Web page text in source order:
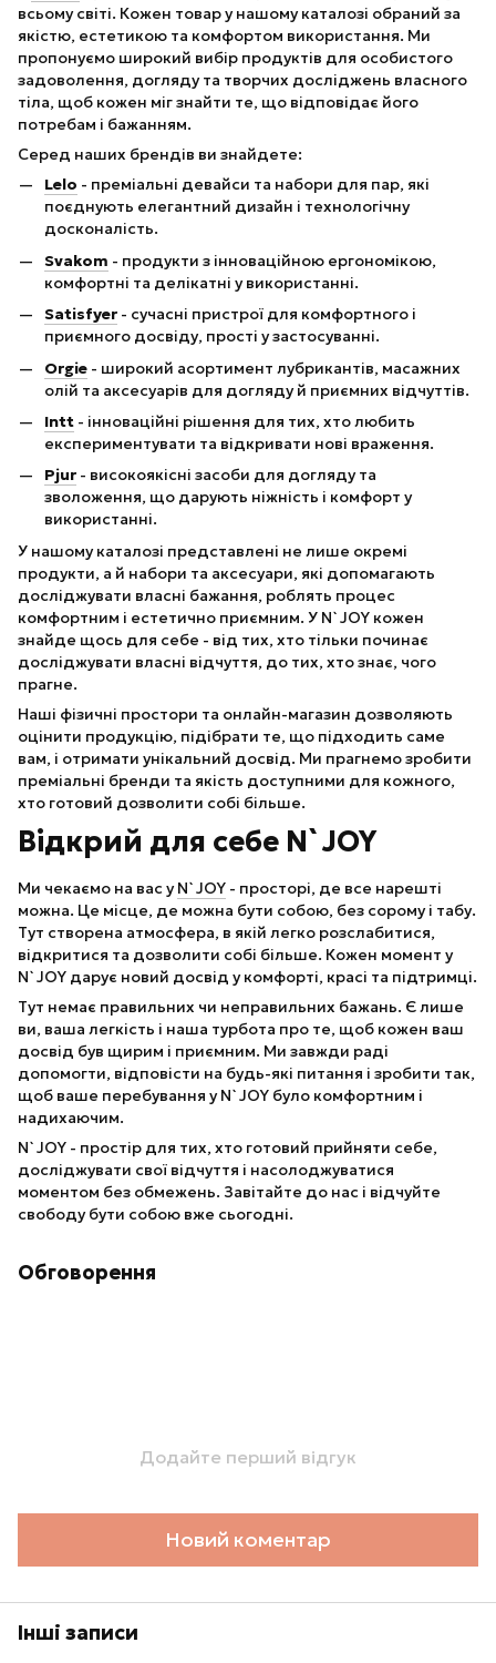
всьому світі. Кожен товар у нашому каталозі обраний за
якістю, естетикою та комфортом використання. Ми
пропонуємо широкий вибір продуктів для особистого
задоволення, догляду та творчих досліджень власного
тіла, щоб кожен міг знайти те, що відповідає його
потребам і бажанням.
Серед наших брендів ви знайдете:
Lelo - преміальні девайси та набори для пар, які
поєднують елегантний дизайн і технологічну
досконалість.
Svakom - продукти з інноваційною ергономікою,
комфортні та делікатні у використанні.
Satisfyer - сучасні пристрої для комфортного і
приємного досвіду, прості у застосуванні.
Orgie - широкий асортимент лубрикантів, масажних
олій та аксесуарів для догляду й приємних відчуттів.
Intt - інноваційні рішення для тих, хто любить
експериментувати та відкривати нові враження.
Pjur - високоякісні засоби для догляду та
зволоження, що дарують ніжність і комфорт у
використанні.
У нашому каталозі представлені не лише окремі
продукти, а й набори та аксесуари, які допомагають
досліджувати власні бажання, роблять процес
комфортним і естетично приємним. У N`JOY кожен
знайде щось для себе - від тих, хто тільки починає
досліджувати власні відчуття, до тих, хто знає, чого
прагне.
Наші фізичні простори та онлайн-магазин дозволяють
оцінити продукцію, підібрати те, що підходить саме
вам, і отримати унікальний досвід. Ми прагнемо зробити
преміальні бренди та якість доступними для кожного,
хто готовий дозволити собі більше.
Відкрий для себе N`JOY
Ми чекаємо на вас уN`JOY - просторі, де все нарешті
можна. Це місце, де можна бути собою, без сорому і табу.
Тут створена атмосфера, в якій легко розслабитися,
відкритися та дозволити собі більше. Кожен момент у
N`JOY дарує новий досвід у комфорті, красі та підтримці.
Тут немає правильних чи неправильних бажань. Є лише
ви, ваша легкість і наша турбота про те, щоб кожен ваш
досвід був щирим і приємним. Ми завжди раді
допомогти, відповісти на будь-які питання і зробити так,
щоб ваше перебування у N`JOY було комфортним і
надихаючим.
N`JOY - простір для тих, хто готовий прийняти себе,
досліджувати свої відчуття і насолоджуватися
моментом без обмежень. Завітайте до нас і відчуйте
свободу бути собою вже сьогодні.
Обговорення
Додайте перший відгук
Новий коментар
Інші записи